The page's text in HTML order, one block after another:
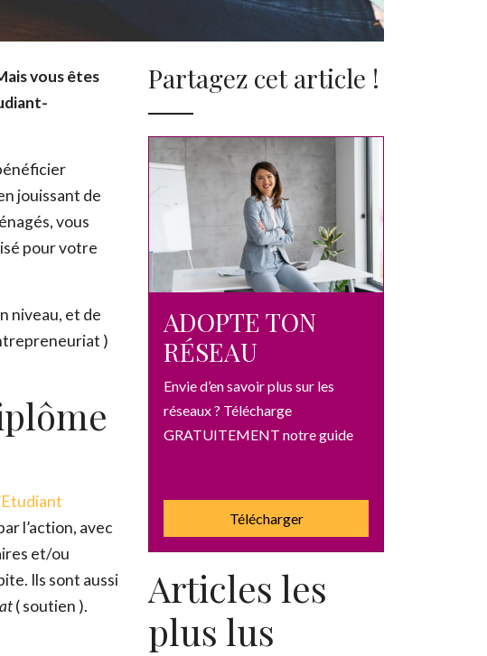
GRATUITEMENT notre guide
vous êtes
jouissant de
vous
pour votre
niveau, et de
)
l’action, avec
et/ou
Ils sont aussi
( soutien ).
Partagez cet article !
ADOPTE TON
RÉSEAU
Envie d’en savoir plus sur les
réseaux ? Télécharge
GRATUITEMENT notre guide
Télécharger
Articles les
plus lus